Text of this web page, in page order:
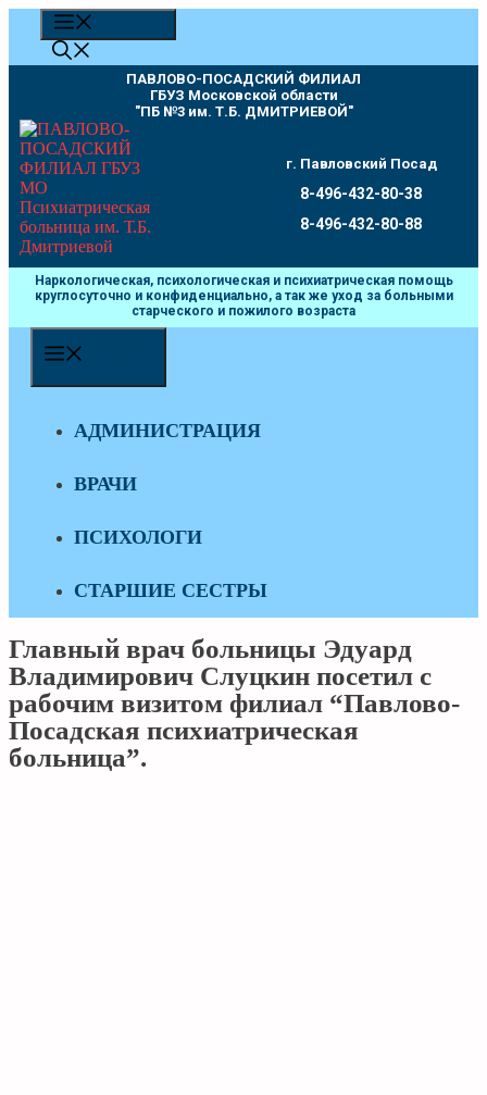
Перейти
содержимому
ПАВЛОВО-ПОСАДСКИЙ ФИЛИАЛ
ГБУЗ Московской области
"ПБ №3 им. Т.Б. ДМИТРИЕВОЙ"
г. Павловский Посад
8-496-432-80-38
8-496-432-80-88
Наркологическая, психологическая и психиатрическая помощь
круглосуточно и конфиденциально, а так же уход за больными
старческого и пожилого возраста
АДМИНИСТРАЦИЯ
ВРАЧИ
ПСИХОЛОГИ
СТАРШИЕ СЕСТРЫ
Главный врач больницы Эдуард
Владимирович Слуцкин посетил с
рабочим визитом филиал “Павлово-
Посадская психиатрическая
больница”.